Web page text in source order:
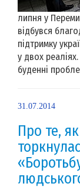
липня у
відбувся
підтримку
у двох
буденні
31.07.2014
Про те,